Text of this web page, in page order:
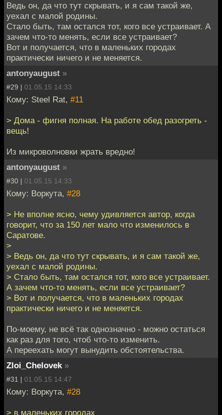
Ведь он, да что тут скрывать, и я сам такой же,
уехал с малой родины.
Стало быть, там остался тот, кого все устраивает. А
зачем что-то менять, если все устраивает?
Вот и получается, что в маленьких городах
практически ничего и не меняется.
antonyaugust »
#29 | 01.05.15 14:33
Кому: Steel Rat, #11
> Дома - фигня полная. На работе обед разогреть -
вещь!
Из микроволновки жрать вредно!
antonyaugust »
#30 | 01.05.15 14:33
Кому: Воркута, #28
> Не вполне ясно, чему удивляется автор, когда
говорит, что за 150 лет мало что изменилось в
Саратове.
>
> Ведь он, да что тут скрывать, и я сам такой же,
уехал с малой родины.
> Стало быть, там остался тот, кого все устраивает.
А зачем что-то менять, если все устраивает?
> Вот и получается, что в маленьких городах
практически ничего и не меняется.
По-моему, не всё так однозначно - можно остаться
как раз для того, чтоб что-то изменить.
А переехать могут вынудить обстоятельства.
Zloi_Chelovek »
#31 | 01.05.15 14:47
Кому: Воркута, #28
> в маленьких городах